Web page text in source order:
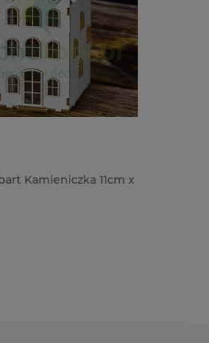
Kamieniczka 11cm x